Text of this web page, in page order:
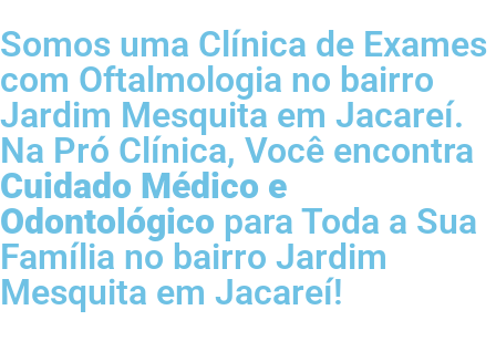
Somos uma Clínica de Exames
com Oftalmologia no bairro
Jardim Mesquita em Jacareí.
Na Pró Clínica, Você encontra
Cuidado Médico e
Odontológico para Toda a Sua
Família no bairro Jardim
Mesquita em Jacareí!